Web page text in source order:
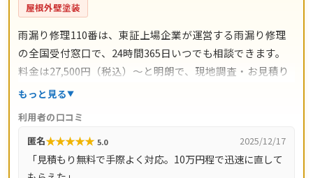
屋根外壁塗装
雨漏り修理110番は、東証上場企業が運営する雨漏り修理
の全国受付窓口で、24時間365日いつでも相談できます。
料金は27,500円（税込）〜と明朗で、現地調査・お見積り
は無料。雨漏り診断士の資格を持つスタッフが状況を診断
徴です。運営サイト全体で累計問い合わせ500万件以上の
実績があり、コールセンター満足度4.70／修理対応満足度
4.15（5点満点）という利用者評価も公表されています。請
もっと見る
利用者の口コミ
匿名★★★★★ 5.0 2025/12/17
「見積もり無料で手際よく対応。10万円程で迅速に直して